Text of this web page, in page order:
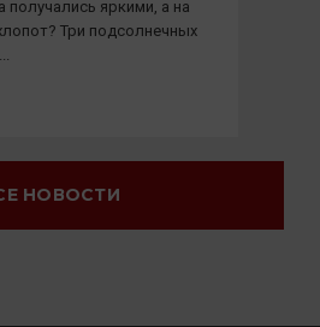
яркими, а на
Три подсолнечных
НОВОСТИ